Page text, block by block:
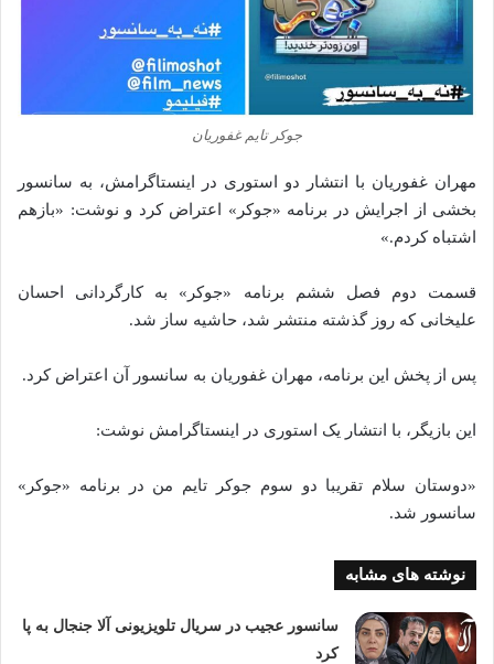
جوکر تایم غفوریان
مهران غفوریان با انتشار دو استوری در اینستاگرامش، به سانسور
بخشی از اجرایش در برنامه «جوکر» اعتراض کرد و نوشت: «بازهم
اشتباه کردم.»
قسمت دوم فصل ششم برنامه «جوکر» به کارگردانی احسان
علیخانی که روز گذشته منتشر شد، حاشیه ساز شد.
پس از پخش این برنامه، مهران غفوریان به سانسور آن اعتراض کرد.
این بازیگر، با انتشار یک استوری در اینستاگرامش نوشت:
«دوستان سلام تقریبا دو سوم جوکر تایم من در برنامه «جوکر»
سانسور شد.
نوشته های مشابه
سانسور عجیب در سریال تلویزیونی آلا جنجال به پا
کرد